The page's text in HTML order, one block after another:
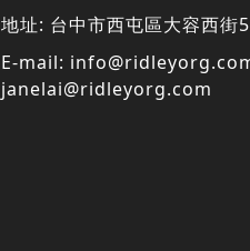
地址: 台中市西屯區大容西街
E-mail:
janelai@ridleyorg.com